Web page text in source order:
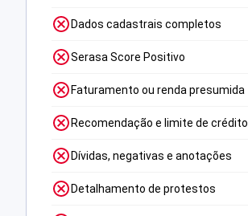
Dados cadastrais completos
Serasa Score Positivo
Faturamento ou renda presumida
Recomendação e limite de crédito
Dívidas, negativas e anotações
Detalhamento de protestos